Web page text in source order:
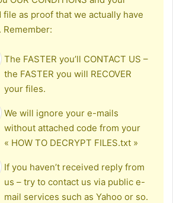
as proof that we actually have
The FASTER you’ll CONTACT US –
the FASTER you will RECOVER
your files.
We will ignore your e-mails
without attached code from your
« HOW TO DECRYPT FILES.txt »
If you haven’t received reply from
us – try to contact us via public e-
mail services such as Yahoo or so.